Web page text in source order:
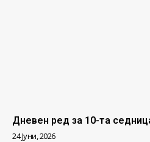
Дневен ред за 10-та
24 Јуни, 2026